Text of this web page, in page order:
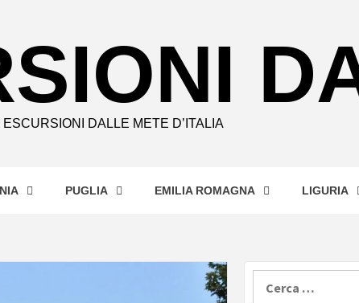
DALLE METE D’ITALIA
PUGLIA EMILIA ROMAGNA LIGURIA